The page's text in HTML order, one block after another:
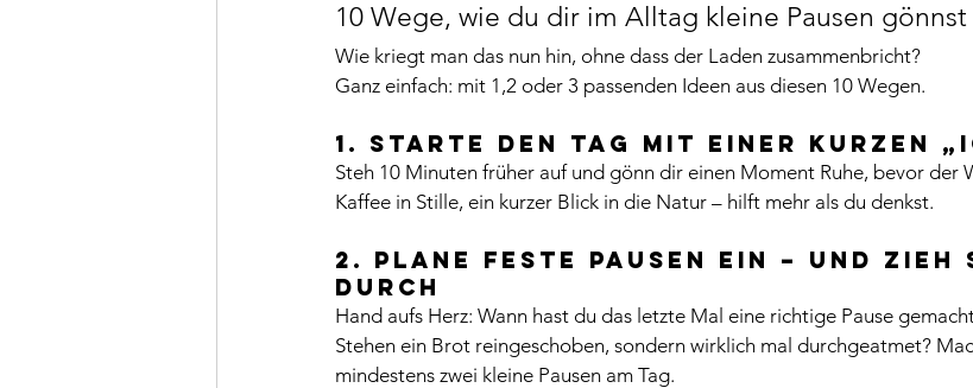
10 Wege, wie du dir im Alltag kleine Pausen gönnst
Wie kriegt man das nun hin, ohne dass der Laden zusammenbricht?
Ganz einfach: mit 1,2 oder 3 passenden Ideen aus diesen 10 Wegen.
1. Starte den Tag mit einer kurzen
Steh 10 Minuten früher auf und gönn dir einen Moment Ruhe, bevor der
Kaffee in Stille, ein kurzer Blick in die Natur – hilft mehr als du denkst.
2. Plane feste Pausen ein – und zieh
durch
Hand aufs Herz: Wann hast du das letzte Mal eine richtige Pause
Stehen ein Brot reingeschoben, sondern wirklich mal durchgeatmet?
mindestens zwei kleine Pausen am Tag.